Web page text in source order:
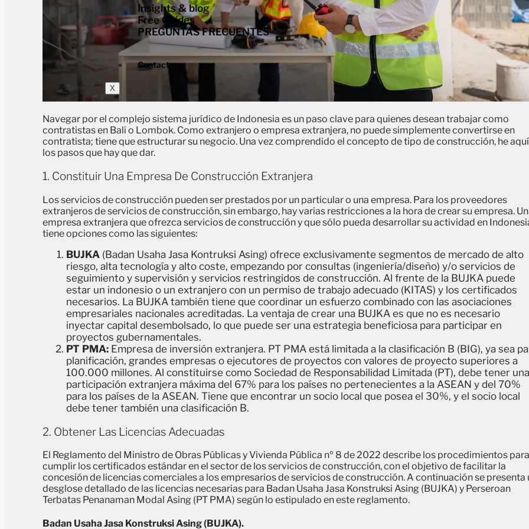
Insights & blog
Free Guides
PREGUNTAS FRECUENTES
Contact
X
Navegar por el complejo sistema jurídico de Indonesia es un paso clave para quienes desean trabajar como
contratistas en Bali o Lombok. Como extranjero o empresa extranjera, no puede simplemente convertirse en
contratista; tiene que estructurar su negocio. Una vez comprendido el concepto de tipo de construcción, he aquí
los pasos que hay que dar.
1. Constituir Una Empresa De Construcción Extranjera
Los servicios de construcción pueden ser prestados por un particular o una empresa. Para los proveedores
extranjeros de servicios de construcción, sin embargo, hay varias restricciones a la hora de crear su empresa.
empresa extranjera que ofrezca servicios de construcción y que sólo pueda desarrollar su actividad en
tiene opciones como las siguientes:
BUJKA (Badan Usaha Jasa Kontruksi Asing) ofrece exclusivamente segmentos de mercado de alto
riesgo, alta tecnología y alto coste, empezando por consultas (ingeniería/diseño) y/o servicios de
seguimiento y supervisión y servicios restringidos de construcción. Al frente de la BUJKA puede
estar un indonesio o un extranjero con un permiso de trabajo adecuado (KITAS) y los certificados
necesarios. La BUJKA también tiene que coordinar un esfuerzo combinado con las asociaciones
empresariales nacionales acreditadas. La ventaja de crear una BUJKA es que no es necesario
inyectar capital desembolsado, lo que puede ser una estrategia beneficiosa para participar en
proyectos gubernamentales.
PT PMA: Empresa de inversión extranjera. PT PMA está limitada a la clasificación B (BIG), ya sea
planificación, grandes empresas o ejecutores de proyectos con valores de proyecto superiores a
100.000 millones. Al constituirse como Sociedad de Responsabilidad Limitada (PT), debe tener una
participación extranjera máxima del 67% para los países no pertenecientes a la ASEAN y del 70%
para los países de la ASEAN. Tiene que encontrar un socio local que posea el 30%, y el socio local
debe tener también una clasificación B.
2. Obtener Las Licencias Adecuadas
El Reglamento del Ministro de Obras Públicas y Vivienda Pública nº 8 de 2022 describe los procedimientos para
cumplir los certificados estándar en el sector de los servicios de construcción, con el objetivo de facilitar la
concesión de licencias comerciales a los empresarios de servicios de construcción. A continuación se presenta
desglose detallado de las licencias necesarias para Badan Usaha Jasa Konstruksi Asing (BUJKA) y Perseroan
Terbatas Penanaman Modal Asing (PT PMA) según lo estipulado en este reglamento.
Badan Usaha Jasa Konstruksi Asing (BUJKA).